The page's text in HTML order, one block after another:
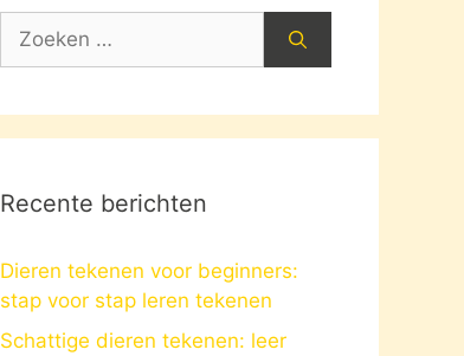
Zoek
Recente berichten
Dieren tekenen voor beginners:
stap voor stap leren tekenen
Schattige dieren tekenen: leer